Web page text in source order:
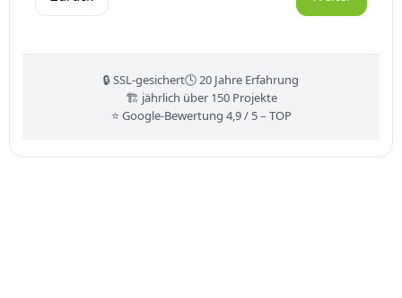
🔒 SSL-gesichert🕓 20 Jahre Erfahrung
🏗️ jährlich über 150 Projekte
⭐ Google-Bewertung 4,9 / 5 – TOP